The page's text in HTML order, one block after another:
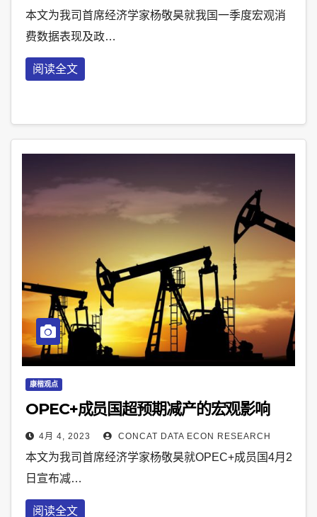
本文为我司首席经济学家杨敬昊就我国一季度宏观消
费数据表现及政…
阅读全文
康楷观点
OPEC+成员国超预期减产的宏观影响
4月 4, 2023 CONCAT DATA ECON RESEARCH
本文为我司首席经济学家杨敬昊就OPEC+成员国4月2
日宣布减…
阅读全文